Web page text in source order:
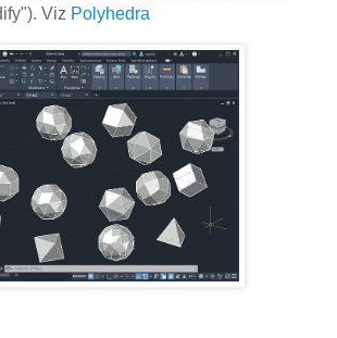
Viz Polyhedra